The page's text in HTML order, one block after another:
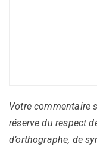
Votre commentaire
réserve du respect
d’orthographe, de